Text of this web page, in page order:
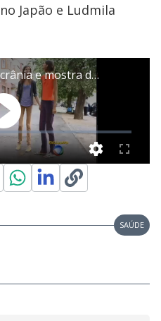
Japão e Ludmila
SAÚDE